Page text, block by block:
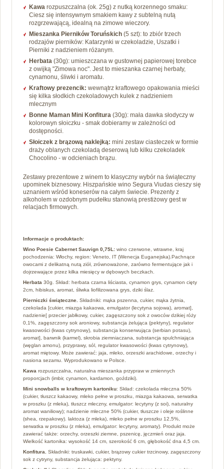
Kawa rozpuszczalna (ok. 25g) z nutką korzennego smaku:
Ciesz się intensywnym smakiem kawy z subtelną nutą
rozgrzewającą, idealną na zimowe wieczory.
Mieszanka Pierników Toruńskich (5 szt): to zbiór trzech
rodzajów pierników: Katarzynki w czekoladzie, Uszatki i
Pierniki z nadzieniem różanym.
Herbata (30g): umieszczana w gustownej papierowej torebce
z owijką "Zimowa noc". Jest to mieszanka czarnej herbaty,
cynamonu, śliwki i aromatu.
Kraftowy prezencik: wewnątrz kraftowego opakowania mieści
się kilka słodkich czekoladowych kulek z nadzieniem
mlecznym
Bonne Maman Mini Konfitura (30g): mała dawka słodyczy w
kolorowyn słoiczku - smak dobieramy w zależności od
dostępności.
Słoiczek z brązową naklejką: mini zestaw ciasteczek w formie
draży oblanych czekoladą deserową lub kilku czekoladek
Chocolino - w odcieniach brązu.
Zestawy prezentowe z winem to klasyczny wybór na świąteczny
upominek biznesowy. Hiszpańskie wino Segura Viudas cieszy się
uznaniem wśród koneserów na całym świecie. Prezenty z
alkoholem w ozdobnym pudełku stanowią prestiżowy gest w
relacjach firmowych.
Informacje o produktach:
Wino Poesie Cabernet Sauvign 0,75L: wino czerwone, wtrawne, kraj
pochodzenia: Włochy, region: Veneto, IT (Wenecja Euganejska).Pachnące
owocami z delikatną nutą ziół, zrównoważone, zarówno fermentujące jak i
dojrzewające przez kilka miesięcy w dębowych beczkach.
Herbata 30g. Skład: herbata czarna liściasta, cynamon grys, cynamon cięty
2cm, hibiskus, aromat, śliwka liofilizowana grys, dziki ślaz.
Pierniczki świąteczne. Składniki: mąka pszenna, cukier, mąka żytnia,
czekolada [cukier, miazga kakaowa, emulgator (lecytyna sojowa), aromat],
nadzienie[ przecier jabłkowy, cukier, zagęszczony sok z owoców dzikiej róży
0,1%, zagęszczony sok aroniowy, substancja żelująca (pektyny), regulator
kwasowości (kwas cytrynowy), substancja konserwująca (serbian potasu),
aromat], barwnik (karmel), skrobia ziemniaczana, substancja spulchniająca
(węglan amonu), przyprawy, sól, regulator kwasowości (kwas cytrynowy),
aromat miętowy. Może zawierać: jaja, mleko, orzeszki arachidowe, orzechy i
nasiona sezamu. Wyprodukowano w Polsce.
Kawa rozpuszczalna, naturalna mieszanka przypraw w zmiennych
proporcjach (imbir, cynamon, kardamon, goździki).
Mini snowballs w kraftowym kartoniku: Skład: czekolada mleczna 50%
(cukier, tłuszcz kakaowy, mleko pełne w proszku, miazga kakaowa, serwatka
w proszku (z mleka), tłuszcz mleczny, emulgator: lecytyny (z soi), naturalny
aromat waniliowy); nadzienie mleczne 50% (cukier, tłuszcze i oleje roślinne
(shea, rzepakowy). laktoza (z mleka), mleko pełne w proszku 12,5%,
serwatka w proszku (z mleka), emulgator: lecytyny, aromaty). Produkt może
zawierać także: orzechy, orzeszki ziemne, pszenicę, jęczmień oraz jaja.
Wielkość kartonika: wysokość 14 cm, szerokość 6 cm, głębokość dna 4,5 cm.
Konfitura. Składniki: truskawki, cukier, brązowy cukier trzcinowy, zagęszczony
sok z cytryny, substancja żelująca: pektyny.